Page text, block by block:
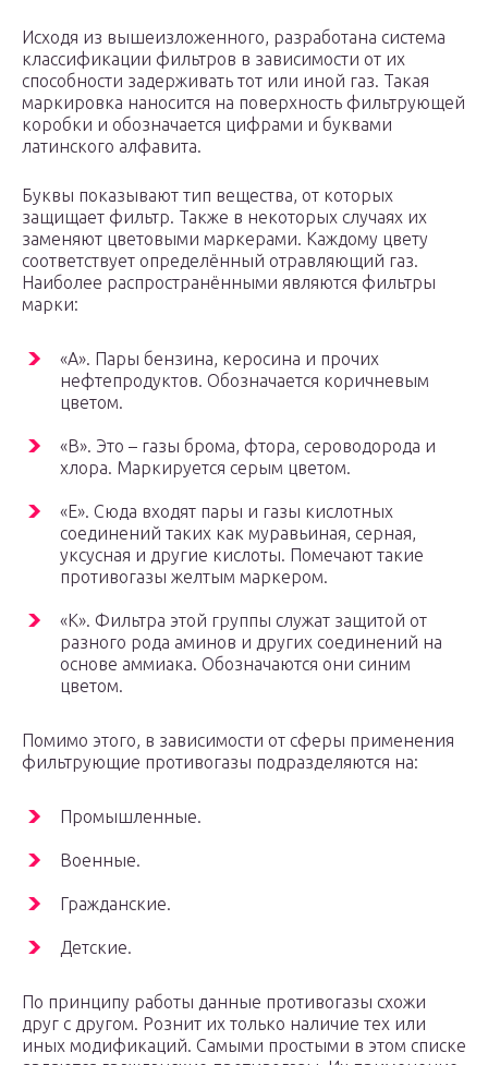
Исходя из вышеизложенного, разработана система
классификации фильтров в зависимости от их
способности задерживать тот или иной газ. Такая
маркировка наносится на поверхность фильтрующей
коробки и обозначается цифрами и буквами
латинского алфавита.
Буквы показывают тип вещества, от которых
защищает фильтр. Также в некоторых случаях их
заменяют цветовыми маркерами. Каждому цвету
соответствует определённый отравляющий газ.
Наиболее распространёнными являются фильтры
марки:
«А». Пары бензина, керосина и прочих
нефтепродуктов. Обозначается коричневым
цветом.
«B». Это – газы брома, фтора, сероводорода и
хлора. Маркируется серым цветом.
«E». Сюда входят пары и газы кислотных
соединений таких как муравьиная, серная,
уксусная и другие кислоты. Помечают такие
противогазы желтым маркером.
«K». Фильтра этой группы служат защитой от
разного рода аминов и других соединений на
основе аммиака. Обозначаются они синим
цветом.
Помимо этого, в зависимости от сферы применения
фильтрующие противогазы подразделяются на:
Промышленные.
Военные.
Гражданские.
Детские.
По принципу работы данные противогазы схожи
друг с другом. Рознит их только наличие тех или
иных модификаций. Самыми простыми в этом списке